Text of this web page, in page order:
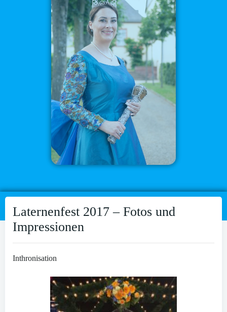
Laternenfest 2017 – Fotos und
Impressionen
Inthronisation